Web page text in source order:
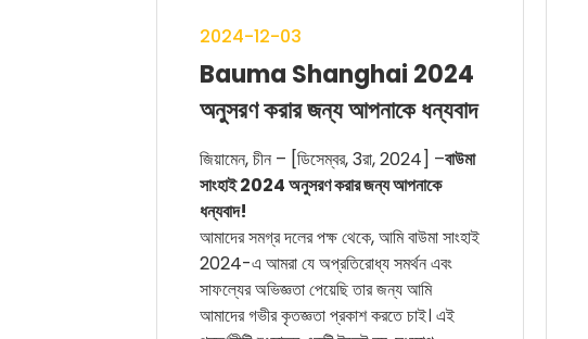
2024-12-03
Bauma Shanghai 2024
অনুসরণ করার জন্য আপনাকে ধন্যবাদ
জিয়ামেন, চীন – [ডিসেম্বর, 3রা, 2024] –বাউমা
সাংহাই 2024 অনুসরণ করার জন্য আপনাকে
ধন্যবাদ!
আমাদের সমগ্র দলের পক্ষ থেকে, আমি বাউমা সাংহাই
2024-এ আমরা যে অপ্রতিরোধ্য সমর্থন এবং
সাফল্যের অভিজ্ঞতা পেয়েছি তার জন্য আমি
আমাদের গভীর কৃতজ্ঞতা প্রকাশ করতে চাই। এই